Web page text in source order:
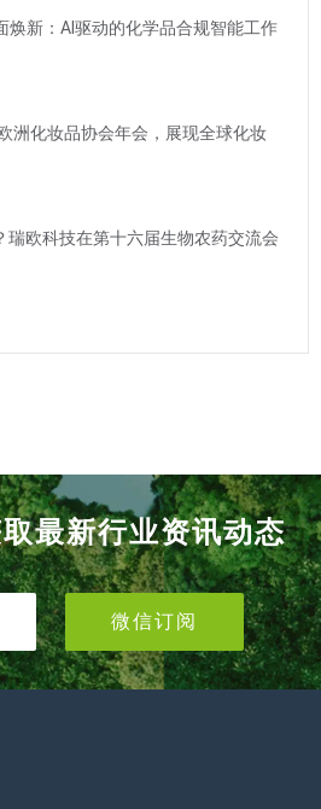
焕新：AI驱动的化学品合规智能工作
洲化妆品协会年会，展现全球化妆
瑞欧科技在第十六届生物农药交流会
最新行业资讯动态
微信订阅